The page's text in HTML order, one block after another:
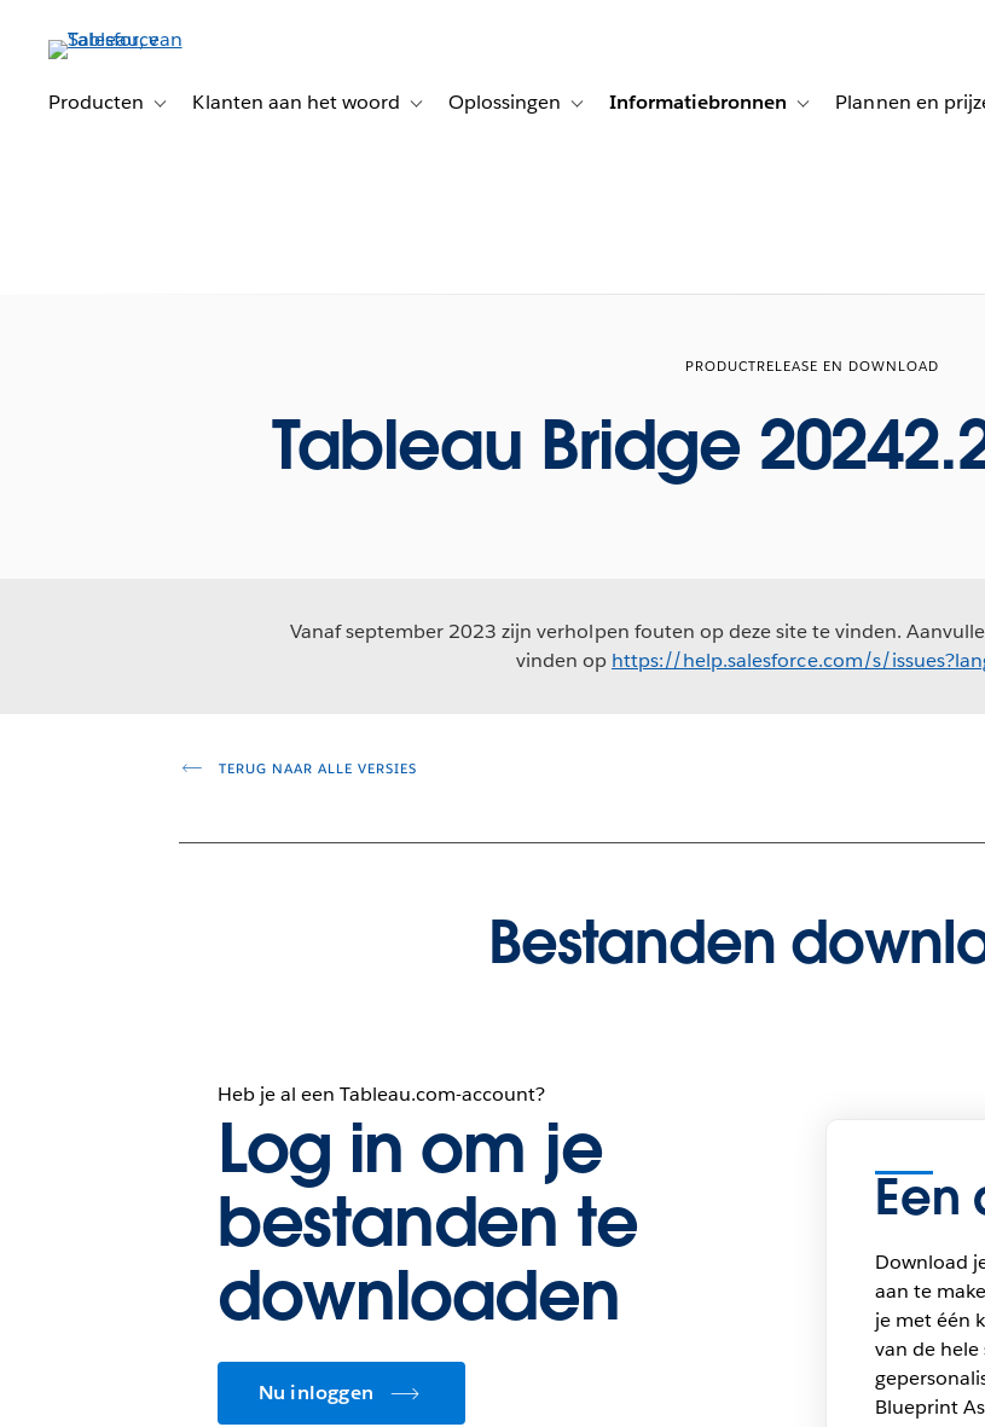
Producten
Toggle sub-navigation for Producten
Klanten aan het woord Toggle sub-navigation for Klanten aan het woord
Oplossingen Toggle sub-navigation for Oplossingen
Informatiebronnen Toggle sub-navigation for
Plannen en
PRODUCTRELEASE EN DOWNLOAD
Tableau Bridge
Vanaf september 2023 zijn verholpen fouten op deze site te vinden.
vinden op https://help.salesforce.com/s/
TERUG NAAR ALLE VERSIES
Bestanden
Heb je al een Tableau.com-account?
Log in om je
bestanden te
downloaden
Nu inloggen
Een
Download
aan te
je met één
van de
Blueprint